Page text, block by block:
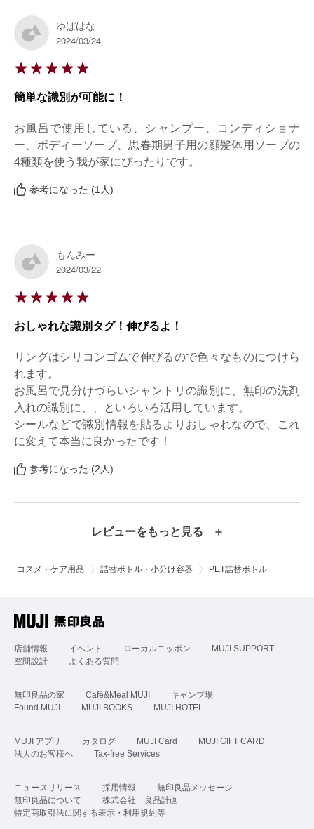
ゆぱはな
2024/03/24
簡単な識別が可能に！
お風呂で使用している、シャンプー、コンディショナ
ー、ボディーソープ、思春期男子用の顔髪体用ソープの
4種類を使う我が家にぴったりです。
参考になった (1人)
もんみー
2024/03/22
おしゃれな識別タグ！伸びるよ！
リングはシリコンゴムで伸びるので色々なものにつけら
れます。
お風呂で見分けづらいシャントリの識別に、無印の洗剤
入れの識別に、、といろいろ活用しています。
シールなどで識別情報を貼るよりおしゃれなので、これ
に変えて本当に良かったです！
参考になった (2人)
レビューをもっと見る
コスメ・ケア用品 詰替ボトル・小分け容器 PET詰替ボトル
店舗情報 イベント ローカルニッポン
MUJI SUPPORT
空間設計
よくある質問
無印良品の家 Café&Meal MUJI
キャンプ場
Found MUJI
MUJI BOOKS MUJI HOTEL
MUJI アプリ カタログ MUJI Card
MUJI GIFT CARD
法人のお客様へ
Tax-free Services
ニュースリリース 採用情報
無印良品メッセージ
無印良品について
株式会社 良品計画
特定商取引法に関する表示・利用規約等